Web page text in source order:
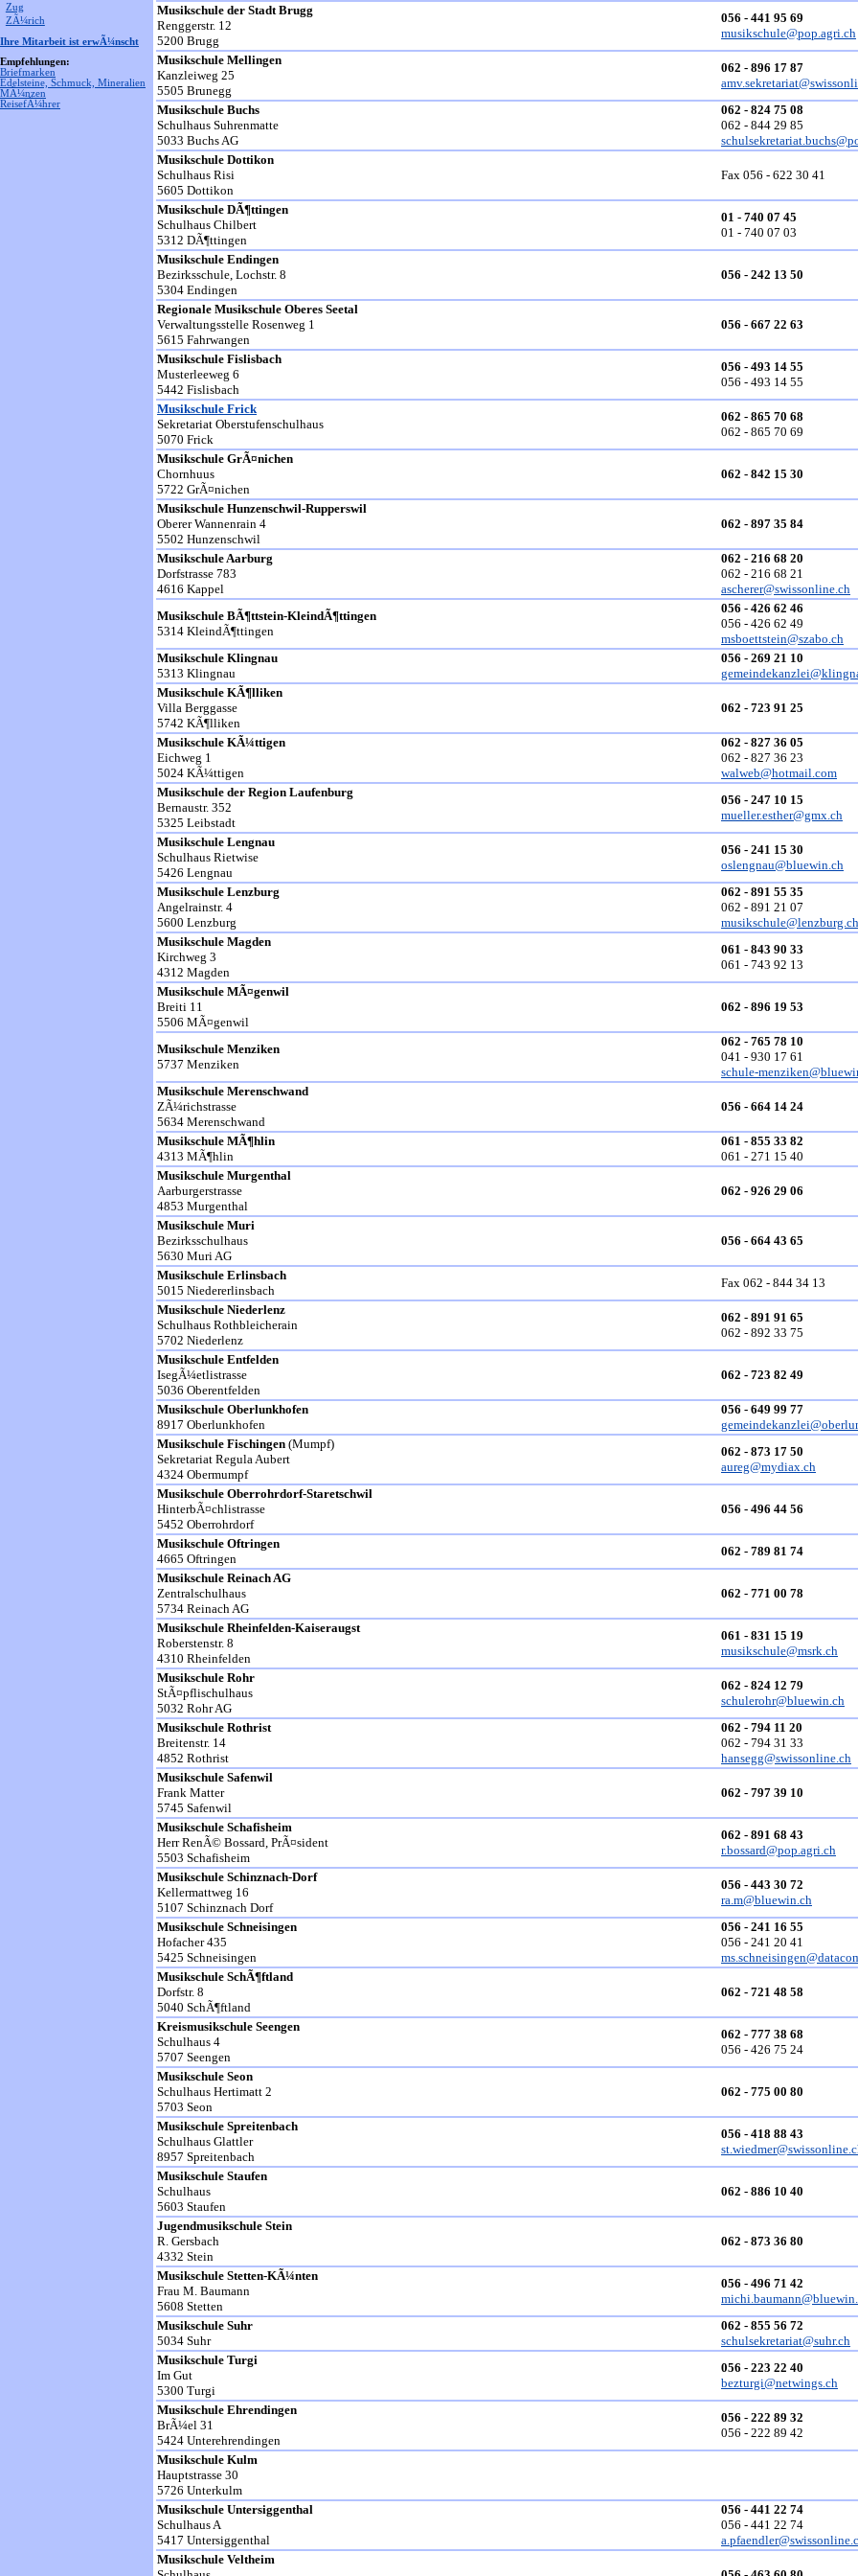
Zug
ZÃ¼rich
Ihre Mitarbeit ist erwÃ¼nscht
Empfehlungen:
Briefmarken
Edelsteine, Schmuck, Mineralien
MÃ¼nzen
ReisefÃ¼hrer
Musikschule der Stadt Brugg
Renggerstr. 12
5200 Brugg
056 - 441 95 69
musikschule@pop.agri.ch
Musikschule Mellingen
Kanzleiweg 25
5505 Brunegg
062 - 896 17 87
Musikschule Buchs
Schulhaus Suhrenmatte
5033 Buchs AG
062 - 824 75 08
062 - 844 29 85
Musikschule Dottikon
Schulhaus Risi
5605 Dottikon
Fax 056 - 622 30 41
Musikschule DÃ¶ttingen
Schulhaus Chilbert
5312 DÃ¶ttingen
01 - 740 07 45
01 - 740 07 03
Musikschule Endingen
Bezirksschule, Lochstr. 8
5304 Endingen
056 - 242 13 50
Regionale Musikschule Oberes Seetal
Verwaltungsstelle Rosenweg 1
5615 Fahrwangen
056 - 667 22 63
Musikschule Fislisbach
Musterleeweg 6
5442 Fislisbach
056 - 493 14 55
056 - 493 14 55
Musikschule Frick
Sekretariat Oberstufenschulhaus
5070 Frick
062 - 865 70 68
062 - 865 70 69
Musikschule GrÃ¤nichen
Chornhuus
5722 GrÃ¤nichen
062 - 842 15 30
Musikschule Hunzenschwil-Rupperswil
Oberer Wannenrain 4
5502 Hunzenschwil
062 - 897 35 84
Musikschule Aarburg
Dorfstrasse 783
4616 Kappel
062 - 216 68 20
062 - 216 68 21
ascherer@swissonline.ch
Musikschule BÃ¶ttstein-KleindÃ¶ttingen
5314 KleindÃ¶ttingen
056 - 426 62 46
056 - 426 62 49
msboettstein@szabo.ch
Musikschule Klingnau
5313 Klingnau
056 - 269 21 10
Musikschule KÃ¶lliken
Villa Berggasse
5742 KÃ¶lliken
062 - 723 91 25
Musikschule KÃ¼ttigen
Eichweg 1
5024 KÃ¼ttigen
062 - 827 36 05
062 - 827 36 23
walweb@hotmail.com
Musikschule der Region Laufenburg
Bernaustr. 352
5325 Leibstadt
056 - 247 10 15
mueller.esther@gmx.ch
Musikschule Lengnau
Schulhaus Rietwise
5426 Lengnau
056 - 241 15 30
oslengnau@bluewin.ch
Musikschule Lenzburg
Angelrainstr. 4
5600 Lenzburg
062 - 891 55 35
062 - 891 21 07
musikschule@lenzburg.ch
Musikschule Magden
Kirchweg 3
4312 Magden
061 - 843 90 33
061 - 743 92 13
Musikschule MÃ¤genwil
Breiti 11
5506 MÃ¤genwil
062 - 896 19 53
Musikschule Menziken
5737 Menziken
062 - 765 78 10
041 - 930 17 61
schule-
Musikschule Merenschwand
ZÃ¼richstrasse
5634 Merenschwand
056 - 664 14 24
Musikschule MÃ¶hlin
4313 MÃ¶hlin
061 - 855 33 82
061 - 271 15 40
Musikschule Murgenthal
Aarburgerstrasse
4853 Murgenthal
062 - 926 29 06
Musikschule Muri
Bezirksschulhaus
5630 Muri AG
056 - 664 43 65
Musikschule Erlinsbach
5015 Niedererlinsbach
Fax 062 - 844 34 13
Musikschule Niederlenz
Schulhaus Rothbleicherain
5702 Niederlenz
062 - 891 91 65
062 - 892 33 75
Musikschule Entfelden
IsegÃ¼etlistrasse
5036 Oberentfelden
062 - 723 82 49
Musikschule Oberlunkhofen
8917 Oberlunkhofen
056 - 649 99 77
Musikschule Fischingen (Mumpf)
Sekretariat Regula Aubert
4324 Obermumpf
062 - 873 17 50
aureg@mydiax.ch
Musikschule Oberrohrdorf-Staretschwil
HinterbÃ¤chlistrasse
5452 Oberrohrdorf
056 - 496 44 56
Musikschule Oftringen
4665 Oftringen
062 - 789 81 74
Musikschule Reinach AG
Zentralschulhaus
5734 Reinach AG
062 - 771 00 78
Musikschule Rheinfelden-Kaiseraugst
Roberstenstr. 8
4310 Rheinfelden
061 - 831 15 19
musikschule@msrk.ch
Musikschule Rohr
StÃ¤pflischulhaus
5032 Rohr AG
062 - 824 12 79
schulerohr@bluewin.ch
Musikschule Rothrist
Breitenstr. 14
4852 Rothrist
062 - 794 11 20
062 - 794 31 33
hansegg@swissonline.ch
Musikschule Safenwil
Frank Matter
5745 Safenwil
062 - 797 39 10
Musikschule Schafisheim
Herr RenÃ© Bossard, PrÃ¤sident
5503 Schafisheim
062 - 891 68 43
r.bossard@pop.agri.ch
Musikschule Schinznach-Dorf
Kellermattweg 16
5107 Schinznach Dorf
056 - 443 30 72
ra.m@bluewin.ch
Musikschule Schneisingen
Hofacher 435
5425 Schneisingen
056 - 241 16 55
056 - 241 20 41
Musikschule SchÃ¶ftland
Dorfstr. 8
5040 SchÃ¶ftland
062 - 721 48 58
Kreismusikschule Seengen
Schulhaus 4
5707 Seengen
062 - 777 38 68
056 - 426 75 24
Musikschule Seon
Schulhaus Hertimatt 2
5703 Seon
062 - 775 00 80
Musikschule Spreitenbach
Schulhaus Glattler
8957 Spreitenbach
056 - 418 88 43
Musikschule Staufen
Schulhaus
5603 Staufen
062 - 886 10 40
Jugendmusikschule Stein
R. Gersbach
4332 Stein
062 - 873 36 80
Musikschule Stetten-KÃ¼nten
Frau M. Baumann
5608 Stetten
056 - 496 71 42
Musikschule Suhr
5034 Suhr
062 - 855 56 72
schulsekretariat@suhr.ch
Musikschule Turgi
Im Gut
5300 Turgi
056 - 223 22 40
bezturgi@netwings.ch
Musikschule Ehrendingen
BrÃ¼el 31
5424 Unterehrendingen
056 - 222 89 32
056 - 222 89 42
Musikschule Kulm
Hauptstrasse 30
5726 Unterkulm
Musikschule Untersiggenthal
Schulhaus A
5417 Untersiggenthal
056 - 441 22 74
056 - 441 22 74
Musikschule Veltheim